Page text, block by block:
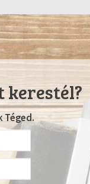
Téged.